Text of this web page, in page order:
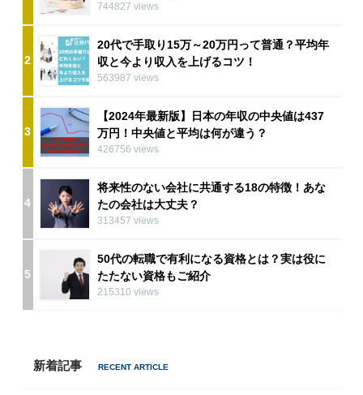
744827 views
2
20代で手取り15万～20万円って普通？平均年
収と今より収入を上げるコツ！
563987 views
3
【2024年最新版】日本の年収の中央値は437
万円！中央値と平均は何が違う？
426756 views
4
将来性のない会社に共通する18の特徴！あな
たの会社は大丈夫？
313457 views
5
50代の転職で有利になる資格とは？実は役に
たたない資格もご紹介
215310 views
新着記事